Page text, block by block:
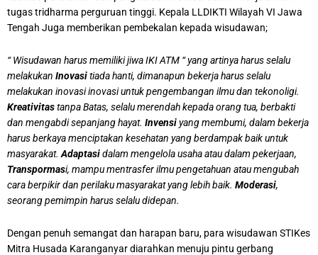
tugas tridharma perguruan tinggi. Kepala LLDIKTI Wilayah VI Jawa
Tengah Juga memberikan pembekalan kepada wisudawan;
“ Wisudawan harus memiliki jiwa IKI ATM “ yang artinya harus selalu
melakukan Inovasitiada hanti, dimanapun bekerja harus selalu
melakukan inovasi inovasi untuk pengembangan ilmu dan tekonoligi.
Kreativitastanpa Batas, selalu merendah kepada orang tua, berbakti
dan mengabdi sepanjang hayat. Invensiyang membumi, dalam bekerja
harus berkaya menciptakan kesehatan yang berdampak baik untuk
masyarakat. Adaptasidalam mengelola usaha atau dalam pekerjaan,
Transpormasi, mampu mentrasfer ilmu pengetahuan atau mengubah
cara berpikir dan perilaku masyarakat yang lebih baik. Moderasi,
seorang pemimpin harus selalu didepan.
Dengan penuh semangat dan harapan baru, para wisudawan STIKes
Mitra Husada Karanganyar diarahkan menuju pintu gerbang